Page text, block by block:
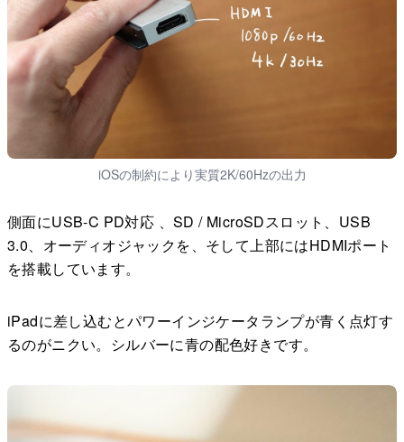
iOSの制約により実質2K/60Hzの出力
側面にUSB-C PD対応 、SD / MicroSDスロット、USB
3.0、オーディオジャックを、そして上部にはHDMIポート
を搭載しています。
iPadに差し込むとパワーインジケータランプが青く点灯す
るのがニクい。シルバーに青の配色好きです。